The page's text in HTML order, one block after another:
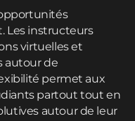
Les instructeurs
virtuelles et
autour de
permet aux
partout tout en
autour de leur